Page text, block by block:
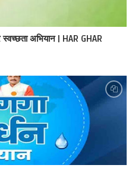
अभियान | HAR GHAR